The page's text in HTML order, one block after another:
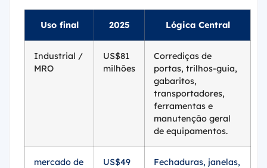
Uso final 2025 Lógica Central
Industrial /
MRO
US$81
milhões
Corrediças de
portas, trilhos-guia,
gabaritos,
transportadores,
ferramentas e
manutenção geral
de equipamentos.
mercado de
US$49
Fechaduras, janelas,